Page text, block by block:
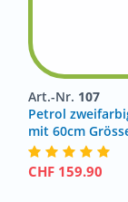
Art.-Nr. 107
Petrol
mit 60cm
CHF 159.90